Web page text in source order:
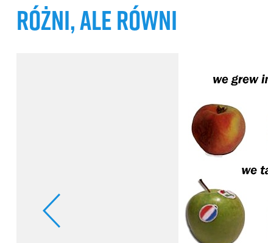
RÓŻNI, ALE RÓWNI